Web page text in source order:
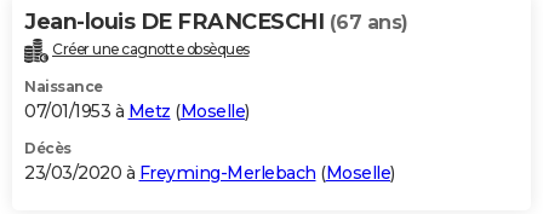
Jean-louis DE FRANCESCHI (67 ans)
Créer une cagnotte obsèques
Naissance
07/01/1953 à Metz (Moselle)
Décès
23/03/2020 à Freyming-Merlebach (Moselle)